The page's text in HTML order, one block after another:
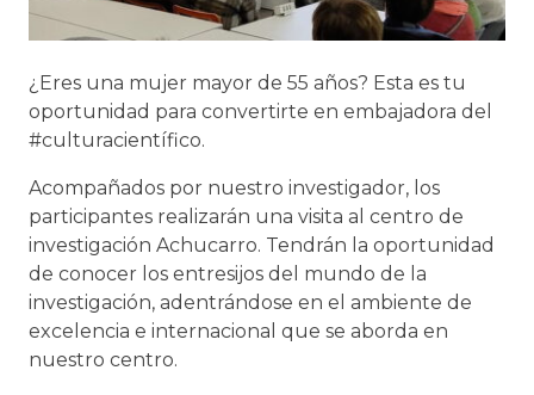
¿Eres una mujer mayor de 55 años? Esta es tu
oportunidad para convertirte en embajadora del
#culturacientífico.
Acompañados por nuestro investigador, los
participantes realizarán una visita al centro de
investigación Achucarro. Tendrán la oportunidad
de conocer los entresijos del mundo de la
investigación, adentrándose en el ambiente de
excelencia e internacional que se aborda en
nuestro centro.